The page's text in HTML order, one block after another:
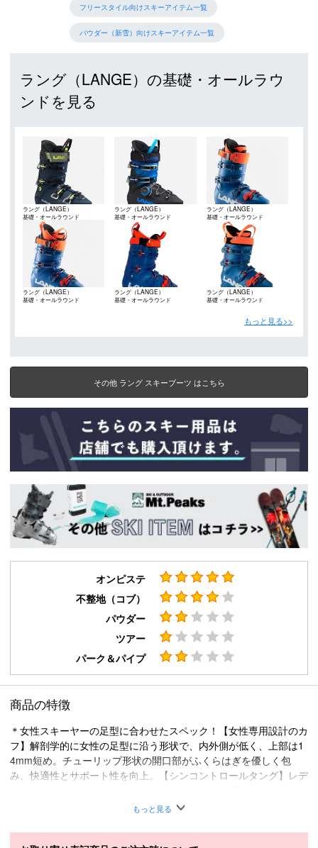
フリースタイル向けスキーアイテム一覧
パウダー（新雪）向けスキーアイテム一覧
ラング（LANGE）の基礎・オールラウ
ンドを見る
ラング（LANGE）
基礎・オールラウンド
ラング（LANGE）
基礎・オールラウンド
ラング（LANGE）
基礎・オールラウンド
ラング（LANGE）
基礎・オールラウンド
ラング（LANGE）
基礎・オールラウンド
ラング（LANGE）
基礎・オールラウンド
もっと見る>>
その他 ラング スキーブーツ はこちら
オンピステ
不整地（コブ）
パウダー
ツアー
パーク＆パイプ
商品の特徴
＊女性スキーヤーの足型に合わせたスペック！【女性専用設計のカ
フ】解剖学的に女性の足型に沿う形状で、内外側が低く、上部は1
4mm短め。チューリップ形状の開口部がふくらはぎを優しく包
み、快適性とサポート性を向上。【シンコントロールタング】レデ
適性と操作性を両立。高い精度と反応性を保ちながら、最適なスキ
る断熱素材。【PRIMALOFT(R)】防寒性と断熱性のある素材で、
もっと見る